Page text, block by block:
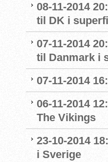
08-11-2014
til DK i
07-11-2014
til Danmark i
07-11-2014
06-11-2014
The Vikings
23-10-2014
i Sverige